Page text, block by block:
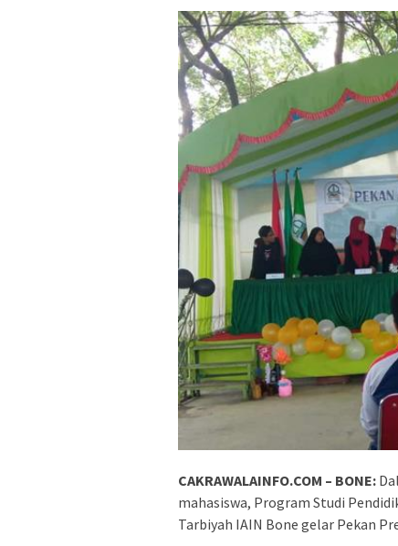
CAKRAWALAINFO.COM – BONE:
mahasiswa, Program Studi
Tarbiyah IAIN Bone gelar Pekan